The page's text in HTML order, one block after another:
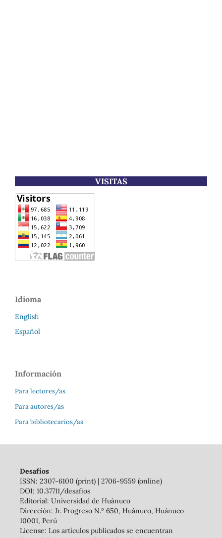
VISITAS
Idioma
English
Español
Información
Para lectores/as
Para autores/as
Para bibliotecarios/as
Desafíos
ISSN: 2307-6100 (print) | 2706-9559 (online)
DOI: 10.37711/desafios
Editorial: Universidad de Huánuco
Dirección: Jr. Progreso N.º 650, Huánuco, Huánuco
10001, Perú
License: Los artículos publicados se encuentran